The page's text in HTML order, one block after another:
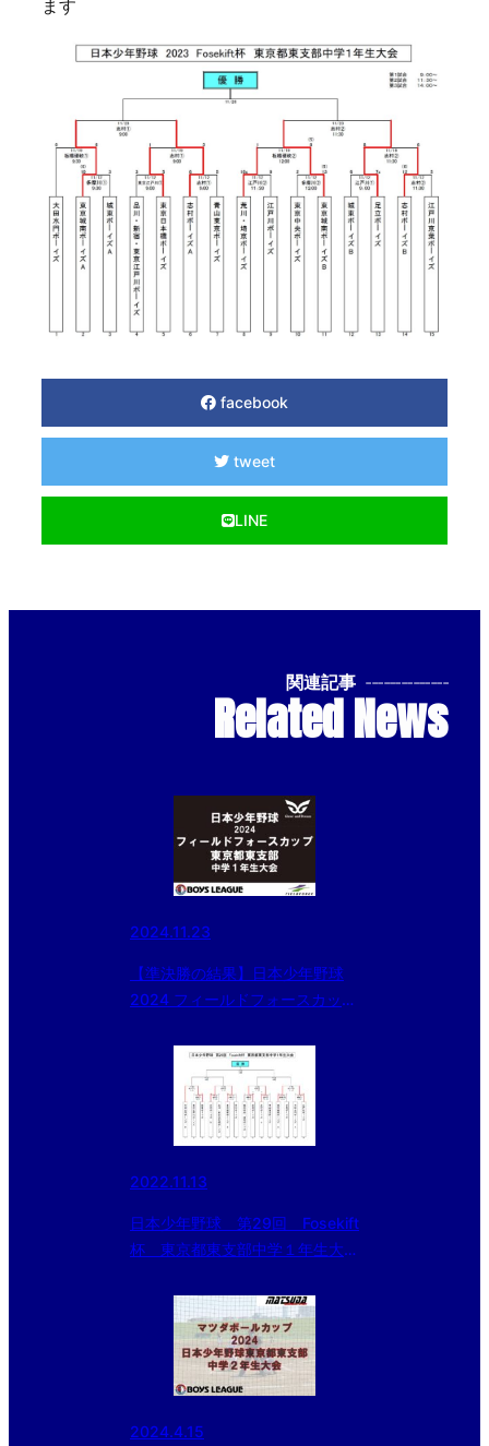
ます
facebook
tweet
LINE
関連記事 --------------
Related News
2024.11.23
【準決勝の結果】日本少年野球
2024 フィールドフォースカップ
2022.11.13
日本少年野球 第29回 Fosekift
杯 東京都東支部中学１年生大
2024.4.15